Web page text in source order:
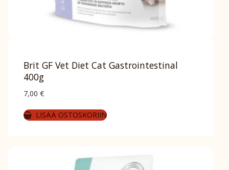
Brit GF Vet Diet Cat Gastrointestinal
400g
7,00 €
LISÄÄ OSTOSKORIIN